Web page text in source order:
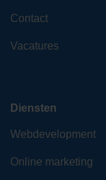
Contact
Vacatures
Diensten
Webdevelopment
Online marketing